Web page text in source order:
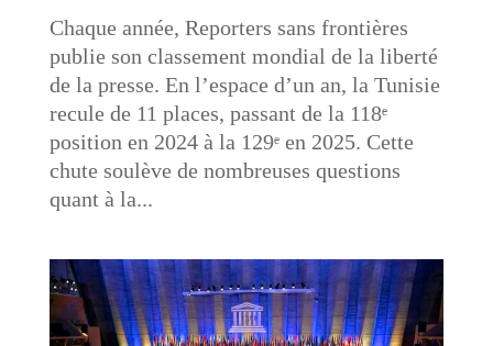
Chaque année, Reporters sans frontières
publie son classement mondial de la liberté
de la presse. En l’espace d’un an, la Tunisie
recule de 11 places, passant de la 118ᵉ
position en 2024 à la 129ᵉ en 2025. Cette
chute soulève de nombreuses questions
quant à la...